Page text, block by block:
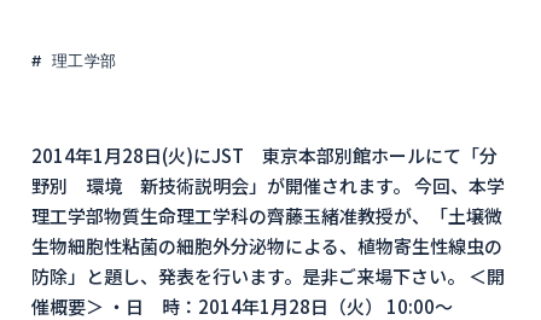
理工学部
2014年1月28日(火)にJST 東京本部別館ホールにて「分
野別 環境 新技術説明会」が開催されます。 今回、本学
理工学部物質生命理工学科の齊藤玉緒准教授が、「土壌微
生物細胞性粘菌の細胞外分泌物による、植物寄生性線虫の
防除」と題し、発表を行います。是非ご来場下さい。 ＜開
催概要＞ ・日 時：2014年1月28日（火） 10:00～